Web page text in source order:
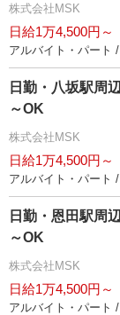
株式会社MSK
日給1万4,500円～
アルバイト・パート
日勤・八坂駅周
～OK
株式会社MSK
日給1万4,500円～
アルバイト・パート
日勤・恩田駅周
～OK
株式会社MSK
日給1万4,500円～
アルバイト・パート